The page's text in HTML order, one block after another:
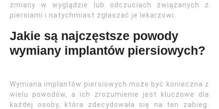
zmiany w wyglądzie lub odczuciach związanych z
piersiami i natychmiast zgłaszać je lekarzowi.
Jakie są najczęstsze powody
wymiany implantów piersiowych?
Wymiana implantów piersiowych może być konieczna z
wielu powodów, a ich zrozumienie jest kluczowe dla
każdej osoby, która zdecydowała się na ten zabieg.